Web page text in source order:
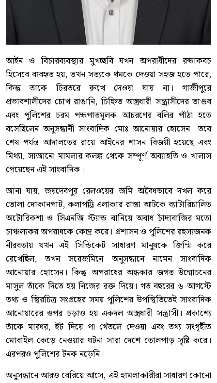
আইন ও বিচারব্যবস্থার মুখচ্ছবি যখন অপরাধীদের রক্ষাকবচ
হিসেবে ব্যবহৃত হয়, তখন সত্যকে থমকে দেওয়া সহজ হতে পারে,
কিন্তু তাকে চিরতরে রুখে দেওয়া যায় না। গাজীপুরে
প্রভাবশালীদের চোখ রাঙানি, চিহ্নিত অস্ত্রধারী সন্ত্রাসীদের তাণ্ডব
এবং পুলিশের চরম পক্ষপাতমূলক আচরণের বলির পাঁঠা হতে
বসেছিলেন অনুসন্ধানী সাংবাদিক মোঃ আনোয়ার হোসেন। তবে
শেষ পর্যন্ত আদালতের রায়ে আইনের শাসন বিজয়ী হয়েছে এবং
মিথ্যা, সাজানো মামলার কলঙ্ক থেকে সম্পূর্ণ অব্যাহতি ও খালাস
পেয়েছেন এই সাংবাদিক।
জানা যায়, জয়দেবপুর রেলওয়ের জমি অবৈধভাবে দখল করে
তোলা দোকানপাট, কলাপট্টি এলাকার রাস্তা আটকে ব্যাটারিচালিত
অটোরিকশা ও সিএনজি স্ট্যান্ড বানিয়ে অবাধ চাঁদাবাজির মতো
চাঞ্চল্যকর অপরাধকে কেন্দ্র করে। প্রশাসন ও পুলিশের রহস্যজনক
নীরবতায় যখন এই সিন্ডিকেট সাধারণ মানুষকে জিম্মি করে
রেখেছিল, তখন সরেজমিনে অনুসন্ধানে নামেন সাংবাদিক
আনোয়ার হোসেন। কিন্তু অপরাধের অন্ধকার জগত উন্মোচনের
মাসুল তাঁকে দিতে হয় নিজের রক্ত দিয়ে। গত বছরের ৬ আগস্টে
তথ্য ও স্থিরচিত্র সংগ্রহের সময় পুলিশের উপস্থিতিতেই সাংবাদিক
আনোয়ারের ওপর চড়াও হয় একদল অস্ত্রধারী সন্ত্রাসী। প্রকাশ্যে
তাঁকে মারধর, ইট দিয়ে পা থেঁতলে দেওয়া এবং তথ্য সংগৃহীত
মোবাইল কেড়ে নেওয়ার ঘটনা সারা দেশে তোলপাড় সৃষ্টি করে।
এরপরও পুলিশের টনক নড়েনি।
অনুসন্ধানে আরও বেরিয়ে আসে, এই হামলাকারীরা সাধারণ কোনো